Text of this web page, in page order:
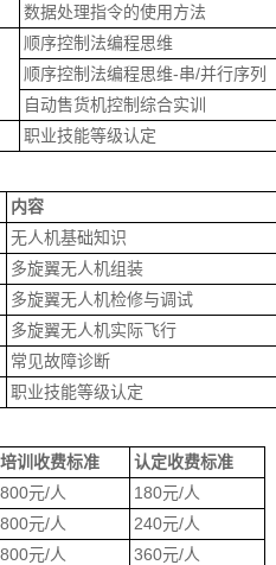
数据处理指令的使用方法
顺序控制法编程思维
顺序控制法编程思维-串/并行序列
自动售货机控制综合实训
职业技能等级认定
内容
无人机基础知识
多旋翼无人机组装
多旋翼无人机检修与调试
多旋翼无人机实际飞行
常见故障诊断
职业技能等级认定
培训 收费标准 认定收费标准
800元/人
180元/人
800元/人
240元/人
800元/人
360元/人